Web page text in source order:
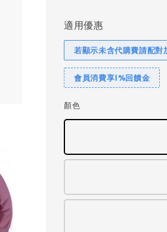
適用優惠
若顯示未含代購費請配
會員消費享1%回饋金
顏色